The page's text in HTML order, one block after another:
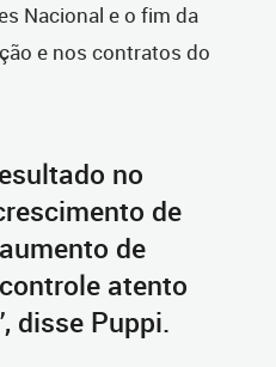
Nacional e o fim da
e nos contratos do
no
de
de
atento
disse Puppi.